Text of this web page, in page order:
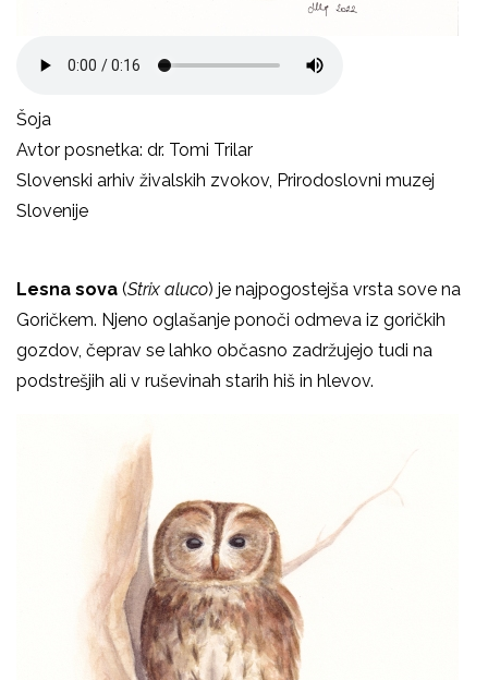
Šoja
Avtor posnetka: dr. Tomi Trilar
Slovenski arhiv živalskih zvokov, Prirodoslovni muzej
Slovenije
Lesna sova (Strix aluco) je najpogostejša vrsta sove na
Goričkem. Njeno oglašanje ponoči odmeva iz goričkih
gozdov, čeprav se lahko občasno zadržujejo tudi na
podstrešjih ali v ruševinah starih hiš in hlevov.